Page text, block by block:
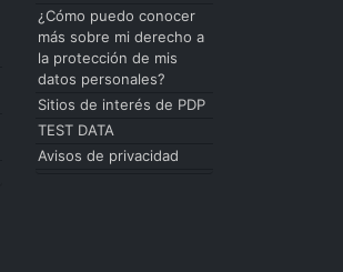
¿Cómo puedo conocer
más sobre mi derecho a
la protección de mis
datos personales?
Sitios de interés de PDP
TEST DATA
Avisos de privacidad